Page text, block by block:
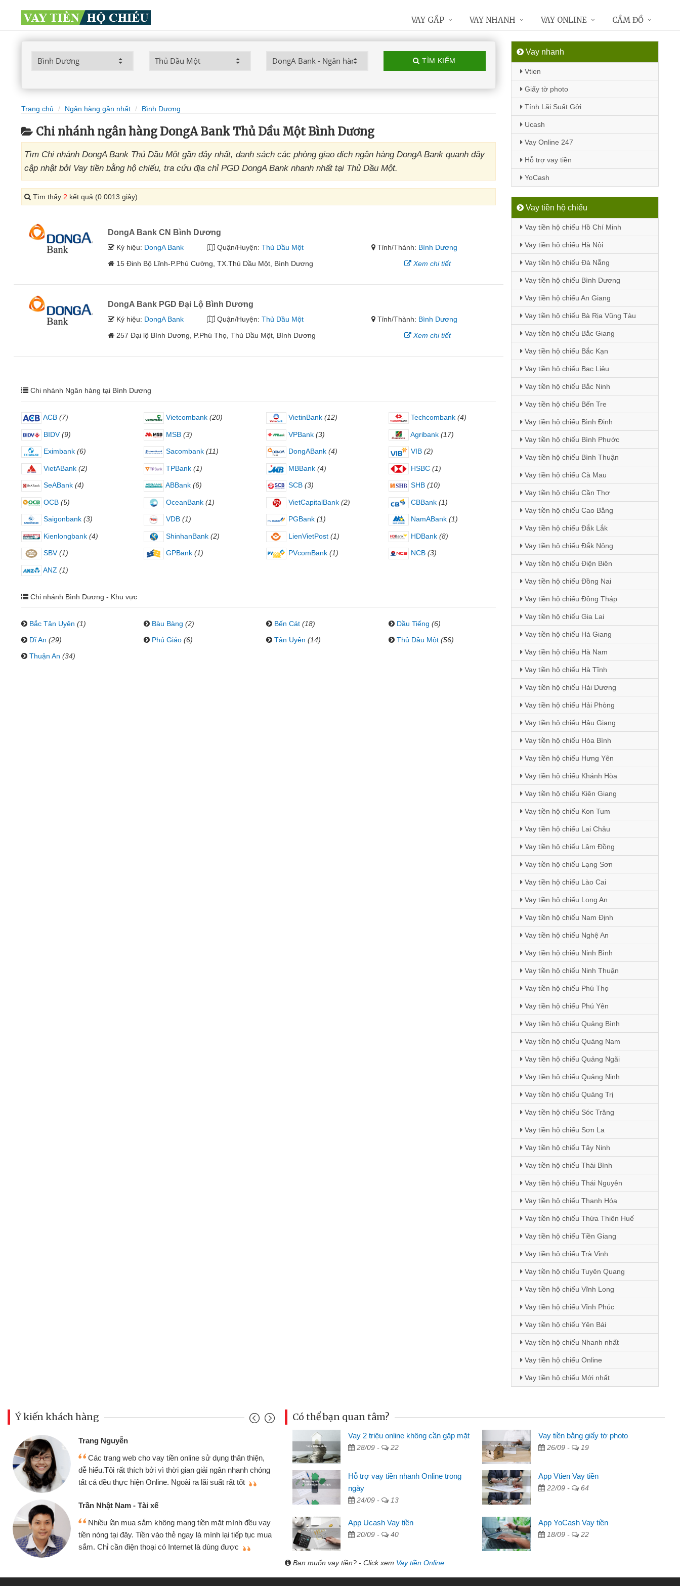
TÌM KIẾM
Trang chủ Ngân hàng gần nhất Bình Dương
Chi nhánh ngân hàng DongA Bank Thủ Dầu Một Bình Dương
Tìm Chi nhánh DongA Bank Thủ Dầu Một gần đây nhất, danh sách các phòng giao dịch ngân hàng DongA Bank quanh đây
cập nhật bởi Vay tiền bằng hộ chiếu, tra cứu địa chỉ PGD DongA Bank nhanh nhất tại Thủ Dầu Một.
Tìm thấy 2 kết quả (0.0013 giây)
DongA Bank CN Bình Dương
Ký hiệu: DongA Bank Quận/Huyện: Thủ Dầu Một Tỉnh/Thành: Bình Dương
15 Đinh Bộ Lĩnh-P.Phú Cường, TX.Thủ Dầu Một, Bình Dương
Xem chi tiết
DongA Bank PGD Đại Lộ Bình Dương
Ký hiệu: DongA Bank Quận/Huyện: Thủ Dầu Một Tỉnh/Thành: Bình Dương
257 Đại lộ Bình Dương, P.Phú Thọ, Thủ Dầu Một, Bình Dương
Xem chi tiết
Chi nhánh Ngân hàng tại Bình Dương
ACB (7) Vietcombank (20) VietinBank (12) Techcombank (4)
BIDV (9) MSB (3) VPBank (3) Agribank (17)
Eximbank (6) Sacombank (11) DongABank (4) VIB (2)
VietABank (2) TPBank (1) MBBank (4) HSBC (1)
SeABank (4) ABBank (6) SCB (3) SHB (10)
OCB (5) OceanBank (1) VietCapitalBank (2) CBBank (1)
Saigonbank (3) VDB (1) PGBank (1) NamABank (1)
Kienlongbank (4) ShinhanBank (2) LienVietPost (1) HDBank (8)
SBV (1) GPBank (1) PVcomBank (1) NCB (3)
ANZ (1)
Chi nhánh Bình Dương - Khu vực
Bắc Tân Uyên (1) Bàu Bàng (2) Bến Cát (18) Dầu Tiếng (6)
Dĩ An (29) Phú Giáo (6) Tân Uyên (14) Thủ Dầu Một (56)
Thuận An (34)
Vay nhanh
Vtien
Giấy tờ photo
Tính Lãi Suất Gởi
Ucash
Vay Online 247
Hỗ trợ vay tiền
YoCash
Vay tiền hộ chiếu
Vay tiền hộ chiếu Hồ Chí Minh
Vay tiền hộ chiếu Hà Nội
Vay tiền hộ chiếu Đà Nẵng
Vay tiền hộ chiếu Bình Dương
Vay tiền hộ chiếu An Giang
Vay tiền hộ chiếu Bà Rịa Vũng Tàu
Vay tiền hộ chiếu Bắc Giang
Vay tiền hộ chiếu Bắc Kạn
Vay tiền hộ chiếu Bạc Liêu
Vay tiền hộ chiếu Bắc Ninh
Vay tiền hộ chiếu Bến Tre
Vay tiền hộ chiếu Bình Định
Vay tiền hộ chiếu Bình Phước
Vay tiền hộ chiếu Bình Thuận
Vay tiền hộ chiếu Cà Mau
Vay tiền hộ chiếu Cần Thơ
Vay tiền hộ chiếu Cao Bằng
Vay tiền hộ chiếu Đắk Lắk
Vay tiền hộ chiếu Đắk Nông
Vay tiền hộ chiếu Điện Biên
Vay tiền hộ chiếu Đồng Nai
Vay tiền hộ chiếu Đồng Tháp
Vay tiền hộ chiếu Gia Lai
Vay tiền hộ chiếu Hà Giang
Vay tiền hộ chiếu Hà Nam
Vay tiền hộ chiếu Hà Tĩnh
Vay tiền hộ chiếu Hải Dương
Vay tiền hộ chiếu Hải Phòng
Vay tiền hộ chiếu Hậu Giang
Vay tiền hộ chiếu Hòa Bình
Vay tiền hộ chiếu Hưng Yên
Vay tiền hộ chiếu Khánh Hòa
Vay tiền hộ chiếu Kiên Giang
Vay tiền hộ chiếu Kon Tum
Vay tiền hộ chiếu Lai Châu
Vay tiền hộ chiếu Lâm Đồng
Vay tiền hộ chiếu Lạng Sơn
Vay tiền hộ chiếu Lào Cai
Vay tiền hộ chiếu Long An
Vay tiền hộ chiếu Nam Định
Vay tiền hộ chiếu Nghệ An
Vay tiền hộ chiếu Ninh Bình
Vay tiền hộ chiếu Ninh Thuận
Vay tiền hộ chiếu Phú Thọ
Vay tiền hộ chiếu Phú Yên
Vay tiền hộ chiếu Quảng Bình
Vay tiền hộ chiếu Quảng Nam
Vay tiền hộ chiếu Quảng Ngãi
Vay tiền hộ chiếu Quảng Ninh
Vay tiền hộ chiếu Quảng Trị
Vay tiền hộ chiếu Sóc Trăng
Vay tiền hộ chiếu Sơn La
Vay tiền hộ chiếu Tây Ninh
Vay tiền hộ chiếu Thái Bình
Vay tiền hộ chiếu Thái Nguyên
Vay tiền hộ chiếu Thanh Hóa
Vay tiền hộ chiếu Thừa Thiên Huế
Vay tiền hộ chiếu Tiền Giang
Vay tiền hộ chiếu Trà Vinh
Vay tiền hộ chiếu Tuyên Quang
Vay tiền hộ chiếu Vĩnh Long
Vay tiền hộ chiếu Vĩnh Phúc
Vay tiền hộ chiếu Yên Bái
Vay tiền hộ chiếu Nhanh nhất
Vay tiền hộ chiếu Online
Vay tiền hộ chiếu Mới nhất
VAY GẤP VAY NHANH VAY ONLINE CẦM ĐỒ
Ý kiến khách hàng
thân thiện,
nhanh chóng
rất tốt
mình đều vay
lại tiếp tục mua
được
Mình cần tiền gấp nên định cầm cố chiếc xe wave
nhưng thật may đã có gói vay tiền bằng CMND online
không cần gặp mặt nên rất tiện lợi, sẽ giới thiệu cho bạn
Tôi kinh doanh buôn bán nhỏ lẻ nhiều lúc cần vốn nhập
hàng, nhờ biết đến website qua bạn bè giới thiệu tôi đã giải
quyết được công việc của mình nhanh chóng
Mai Lan - Sinh viên
Tôi biết đến thông qua quảng cáo trên facebook. Tôi là
sinh viên nên cần đóng tiền nhà, sinh nhật bạn bè, mà đọc
thấy thủ tục nhanh gọn nên tôi quyết định vay
Mất 2 tuần các ngân hàng không ai cho vay. Trong khi
cần có 2 triệu để giải quyết việc riêng, trong 1-2 ngày tôi trả
được thôi. Cảm ơn đã giúp tôi kịp thời và nhanh chóng
Có thể bạn quan tâm?
Vay 2 triệu online không cần gặp mặt
28/09 - 22
Vay tiền bằng giấy tờ photo
26/09 - 19
Hỗ trợ vay tiền nhanh Online trong
ngày
24/09 - 13
App Vtien Vay tiền
22/09 - 64
App Ucash Vay tiền
20/09 - 40
App YoCash Vay tiền
18/09 - 22
Bạn muốn vay tiền? - Click xem Vay tiền Online